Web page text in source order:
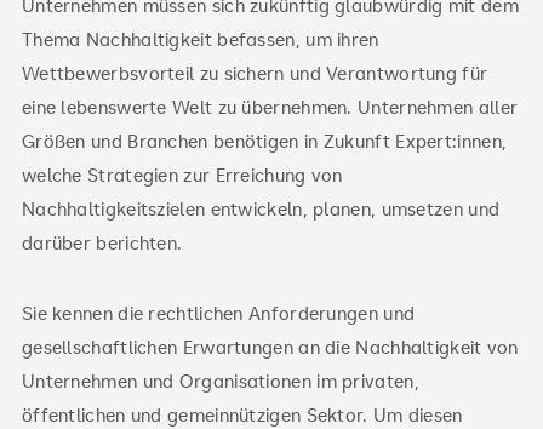
Unternehmen müssen sich zukünftig glaubwürdig mit dem
Thema Nachhaltigkeit befassen, um ihren
Wettbewerbsvorteil zu sichern und Verantwortung für
eine lebenswerte Welt zu übernehmen. Unternehmen aller
Größen und Branchen benötigen in Zukunft Expert:innen,
welche Strategien zur Erreichung von
Nachhaltigkeitszielen entwickeln, planen, umsetzen und
darüber berichten.
Sie kennen die rechtlichen Anforderungen und
gesellschaftlichen Erwartungen an die Nachhaltigkeit von
Unternehmen und Organisationen im privaten,
öffentlichen und gemeinnützigen Sektor. Um diesen